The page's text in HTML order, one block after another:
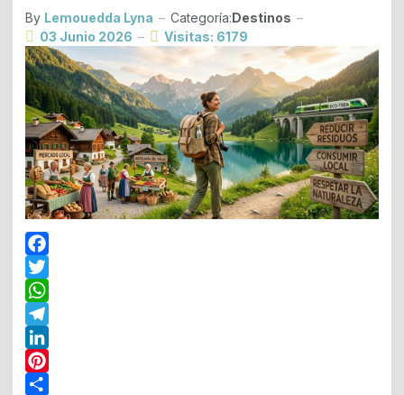
By Lemouedda Lyna Categoría:Destinos
03 Junio 2026
Visitas: 6179
Facebook
Twitter
WhatsApp
Telegram
LinkedIn
Pinterest